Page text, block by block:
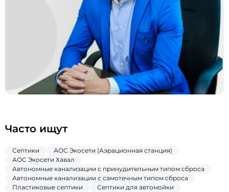
Часто ищут
Септики
АОС Экосети (Аэрационная станция)
АОС Экосети Хавал
Автономные канализации с принудительным типом сброса
Автономные канализации с самотечным типом сброса
Пластиковые септики
Септики для автомойки